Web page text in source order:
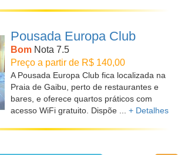
Pousada Europa Club
Bom Nota 7.5
Preço a partir de R$ 140,00
A Pousada Europa Club fica localizada na
Praia de Gaibu, perto de restaurantes e
bares, e oferece quartos práticos com
acesso WiFi gratuito. Dispõe ... + Detalhes